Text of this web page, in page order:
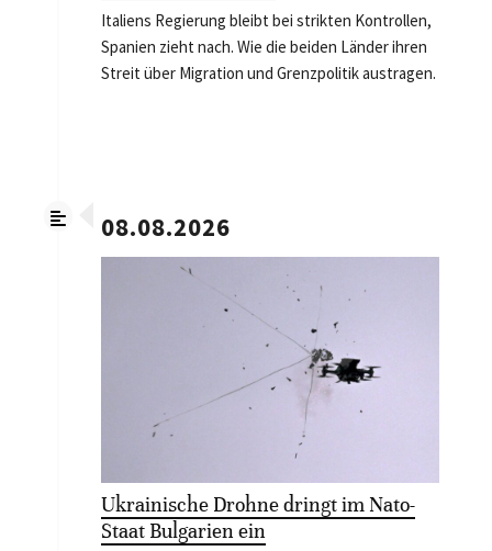
Italiens Regierung bleibt bei strikten Kontrollen,
Spanien zieht nach. Wie die beiden Länder ihren
Streit über Migration und Grenzpolitik austragen.
08.08.2026
Ukrainische Drohne dringt im Nato-
Staat Bulgarien ein